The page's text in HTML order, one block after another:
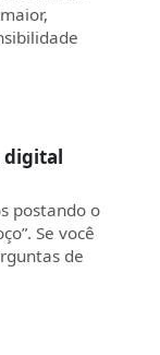
digital
postando o
Se você
de